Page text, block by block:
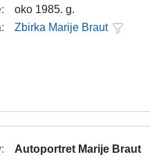
oko 1985. g.
Zbirka Marije Braut
Autoportret Marije Braut